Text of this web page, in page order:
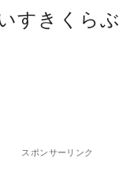
すきくらぶ
スポンサーリンク